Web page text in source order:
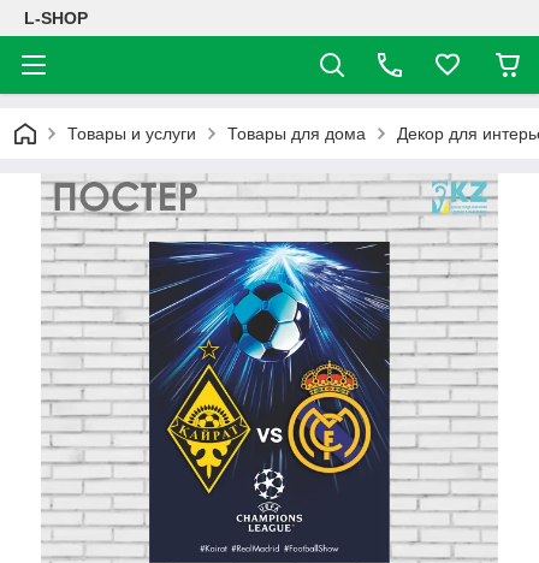
L-SHOP
Товары и услуги Товары для дома Декор для